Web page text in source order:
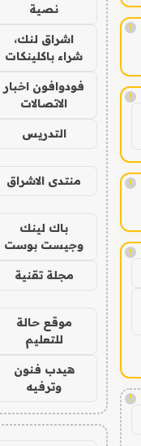
!
!
!
!
!
نصية
اشراق لنك،
شراء باكلينكات
فودوافون اخبار
الاتصالات
التدريس
منتدى الاشراق
باك لينك
وجيست بوست
مجلة تقنية
موقع حالة
للتعليم
هيدب فنون
وترفيه